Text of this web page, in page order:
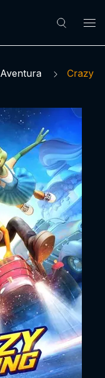
Aventura
Crazy